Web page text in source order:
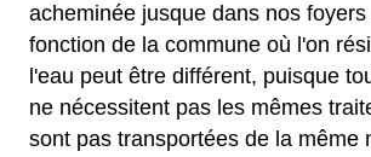
acheminée jusque dans nos foyers
fonction de la commune où l'on
l'eau peut être différent, puisque
ne nécessitent pas les mêmes
sont pas transportées de la même